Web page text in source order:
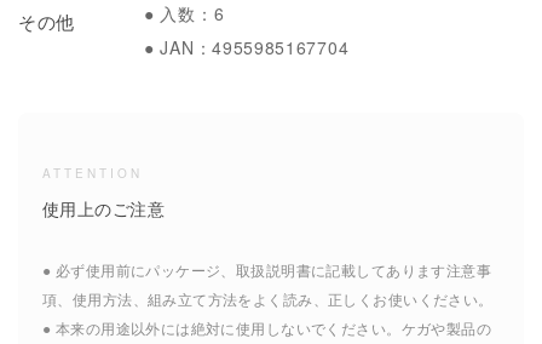
その他
● 入数：6
● JAN：4955985167704
ATTENTION
使用上のご注意
● 必ず使用前にパッケージ、取扱説明書に記載してあります注意事
項、使用方法、組み立て方法をよく読み、正しくお使いください。
● 本来の用途以外には絶対に使用しないでください。ケガや製品の